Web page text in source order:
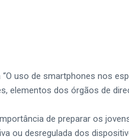
uso de smartphones nos
elementos dos órgãos de
de preparar os
ou desregulada dos